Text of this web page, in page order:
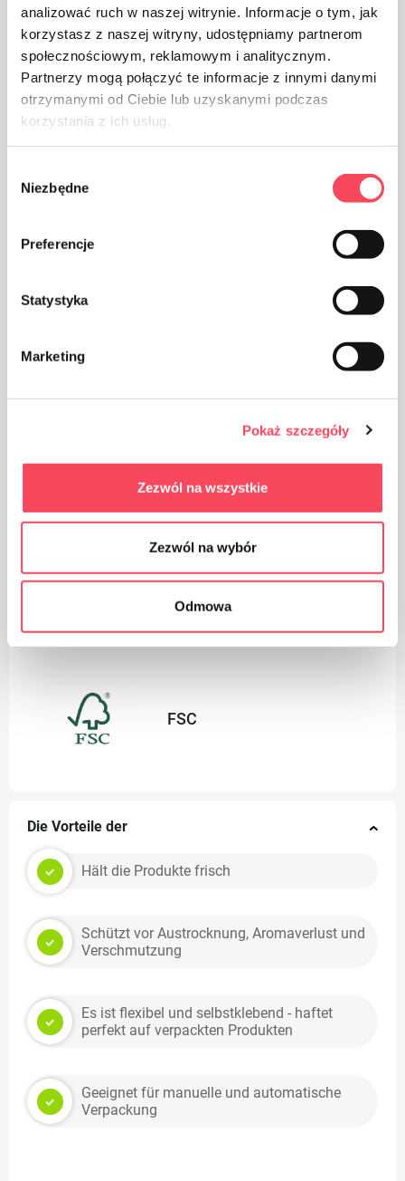
analizować ruch w naszej witrynie. Informacje o tym, jak
korzystasz z naszej witryny, udostępniamy partnerom
społecznościowym, reklamowym i analitycznym.
Partnerzy mogą połączyć te informacje z innymi danymi
otrzymanymi od Ciebie lub uzyskanymi podczas
korzystania z ich usług.
zgody
Niezbędne
Preferencje
Statystyka
Marketing
Pokaż szczegóły
Zezwól na wszystkie
Zezwól na wybór
Odmowa
Das Produkt ist für den Kontakt mit Lebensmitteln
bestimmt, es beeinträchtigt den Geschmack und Geruch
des Gerichts nicht
Achten Sie auf Sauberkeit, werfen Sie die gebrauchte
Geeignet für Recycling
Certificates
FSC
Die Vorteile der
Hält die Produkte frisch
Schützt vor Austrocknung, Aromaverlust und
Verschmutzung
Es ist flexibel und selbstklebend - haftet
perfekt auf verpackten Produkten
Geeignet für manuelle und automatische
Verpackung